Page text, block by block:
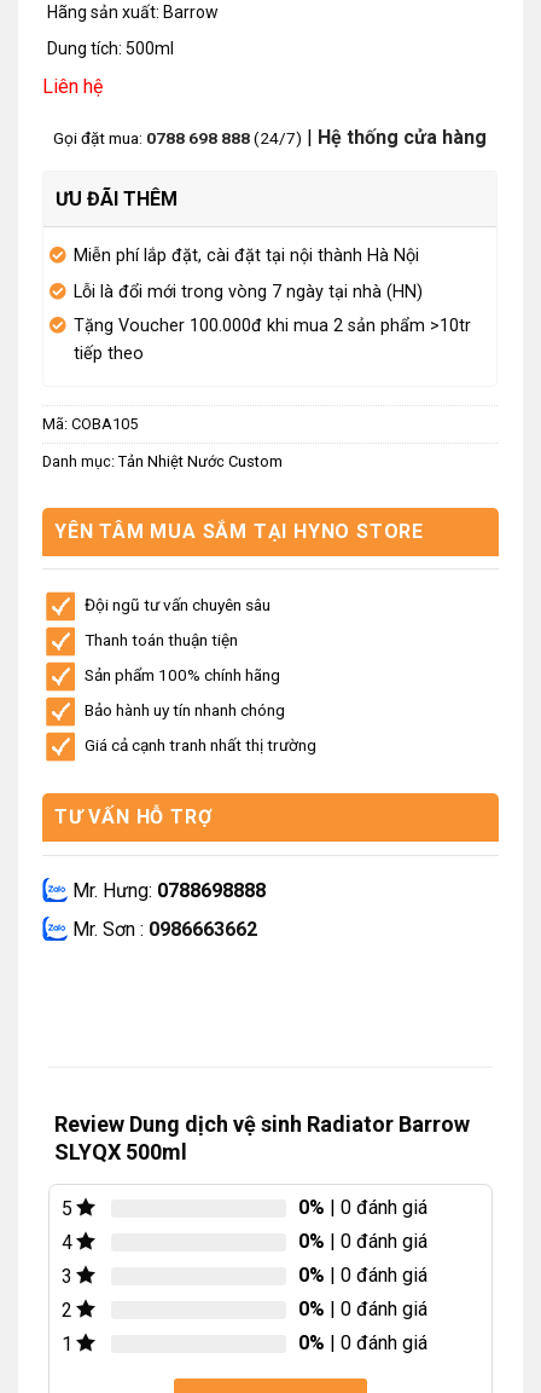
Hãng sản xuất: Barrow
Dung tích: 500ml
Liên hệ
Gọi đặt mua: 0788 698 888(24/7) | Hệ thống cửa hàng
ƯU ĐÃI THÊM
Miễn phí lắp đặt, cài đặt tại nội thành Hà Nội
Lỗi là đổi mới trong vòng 7 ngày tại nhà (HN)
Tặng Voucher 100.000đ khi mua 2 sản phẩm >10tr
tiếp theo
Mã: COBA105
Danh mục: Tản Nhiệt Nước Custom
YÊN TÂM MUA SẮM TẠI HYNO STORE
Đội ngũ tư vấn chuyên sâu
Thanh toán thuận tiện
Sản phẩm 100% chính hãng
Bảo hành uy tín nhanh chóng
Giá cả cạnh tranh nhất thị trường
TƯ VẤN HỖ TRỢ
Mr. Hưng: 0788698888
Mr. Sơn : 0986663662
Review Dung dịch vệ sinh Radiator Barrow
SLYQX 500ml
5 0% | 0 đánh giá
4
0% | 0 đánh giá
3
0% | 0 đánh giá
2
0% | 0 đánh giá
1
0% | 0 đánh giá